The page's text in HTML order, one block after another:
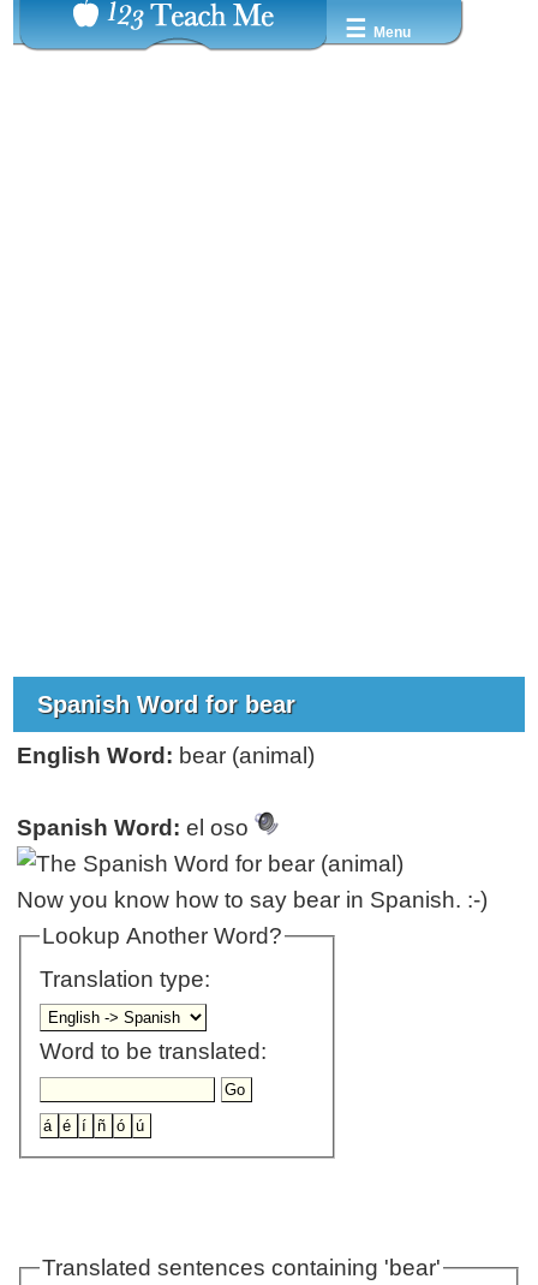
☰ Menu
Spanish Word for bear
English Word: bear (animal)
Spanish Word: el oso
Now you know how to say bear in Spanish. :-)
Lookup Another Word?
Translation type:
Word to be translated:
Translated sentences containing 'bear'